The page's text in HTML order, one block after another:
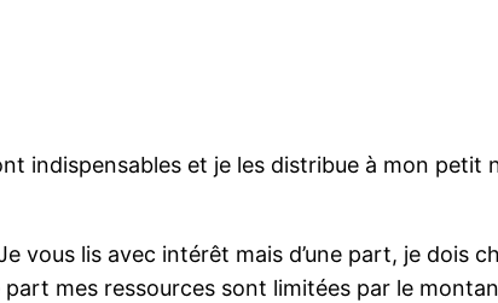
indispensables et je les distribue à mon petit
vous lis avec intérêt mais d’une part, je dois
mes ressources sont limitées par le